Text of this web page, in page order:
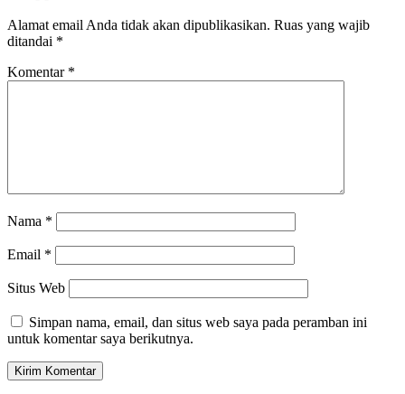
Alamat email Anda tidak akan dipublikasikan. Ruas yang wajib
ditandai *
Komentar *
Nama *
Email *
Situs Web
Simpan nama, email, dan situs web saya pada peramban ini
untuk komentar saya berikutnya.